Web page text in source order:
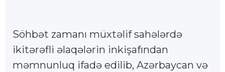
Söhbət zamanı müxtəlif sahələrdə
ikitərəfli əlaqələrin inkişafından
məmnunluq ifadə edilib, Azərbaycan və